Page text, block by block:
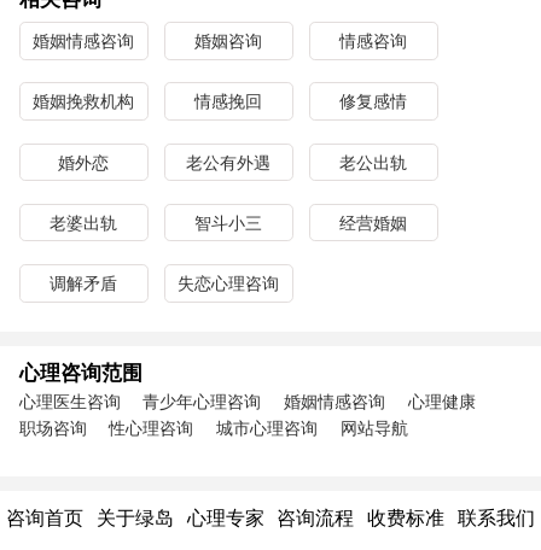
婚姻情感咨询 婚姻咨询 情感咨询
婚姻挽救机构 情感挽回 修复感情
婚外恋 老公有外遇 老公出轨
老婆出轨 智斗小三 经营婚姻
调解矛盾 失恋心理咨询
心理咨询范围
心理医生咨询 青少年心理咨询 婚姻情感咨询
心理健康
职场咨询
性心理咨询 城市心理咨询 网站导航
咨询首页 关于绿岛 心理专家 咨询流程 收费标准 联系我们